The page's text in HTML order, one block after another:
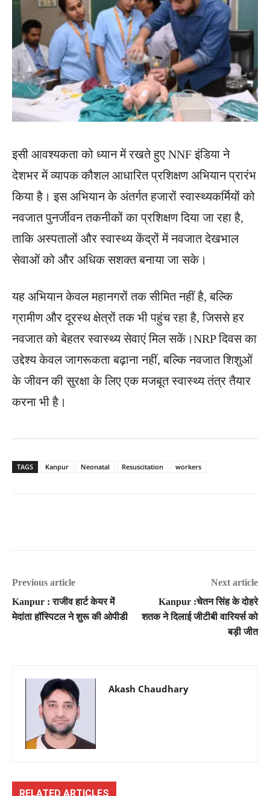
इसी आवश्यकता को ध्यान में रखते हुए NNF इंडिया ने
देशभर में व्यापक कौशल आधारित प्रशिक्षण अभियान प्रारंभ
किया है। इस अभियान के अंतर्गत हजारों स्वास्थ्यकर्मियों को
नवजात पुनर्जीवन तकनीकों का प्रशिक्षण दिया जा रहा है,
ताकि अस्पतालों और स्वास्थ्य केंद्रों में नवजात देखभाल
सेवाओं को और अधिक सशक्त बनाया जा सके।
यह अभियान केवल महानगरों तक सीमित नहीं है, बल्कि
ग्रामीण और दूरस्थ क्षेत्रों तक भी पहुंच रहा है, जिससे हर
नवजात को बेहतर स्वास्थ्य सेवाएं मिल सकें।NRP दिवस का
उद्देश्य केवल जागरूकता बढ़ाना नहीं, बल्कि नवजात शिशुओं
के जीवन की सुरक्षा के लिए एक मजबूत स्वास्थ्य तंत्र तैयार
करना भी है।
TAGS Kanpur Neonatal Resuscitation workers
Previous article
Kanpur : राजीव हार्ट केयर में
मेदांता हॉस्पिटल ने शुरू की ओपीडी
Next article
Kanpur :चेतन सिंह के दोहरे
शतक ने दिलाई जीटीबी वारियर्स को
बड़ी जीत
Akash Chaudhary
RELATED ARTICLES